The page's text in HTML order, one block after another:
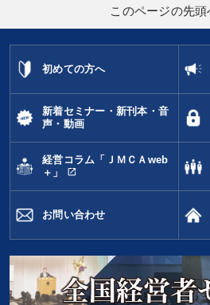
このページの先頭
初めての方へ
新着セミナー・新刊本・音
声・動画
経営コラム「ＪＭＣＡweb
＋」
open_in_new
お問い合わせ